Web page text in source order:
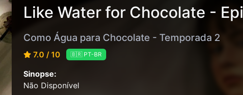
Like Water for Chocolate -
Como Água para Chocolate - Temporada 2
7.0 / 10 🇧🇷 PT-BR
Sinopse:
Não Disponível